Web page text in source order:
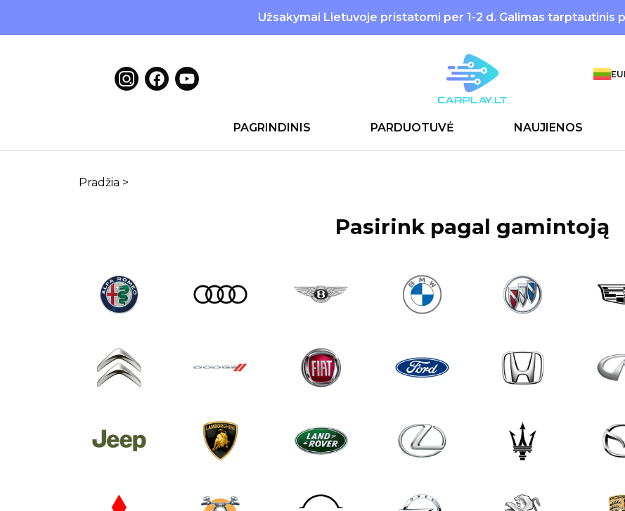
Užsakymai Lietuvoje pristatomi per 1-2 d. Galimas tarptautinis
PAGRINDINIS PARDUOTUVĖ NAUJIENOS
Pradžia >
Pasirink pagal gamintoją